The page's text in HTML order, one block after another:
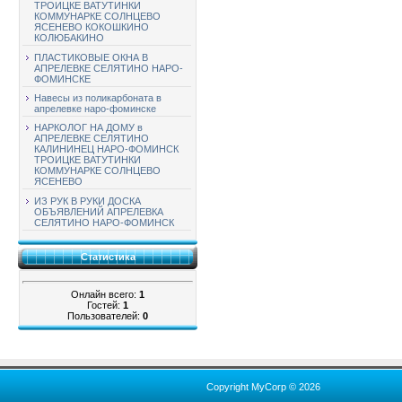
ТРОИЦКЕ ВАТУТИНКИ
КОММУНАРКЕ СОЛНЦЕВО
ЯСЕНЕВО КОКОШКИНО
КОЛЮБАКИНО
ПЛАСТИКОВЫЕ ОКНА В
АПРЕЛЕВКЕ СЕЛЯТИНО НАРО-
ФОМИНСКЕ
Навесы из поликарбоната в
апрелевке наро-фоминске
НАРКОЛОГ НА ДОМУ в
АПРЕЛЕВКЕ СЕЛЯТИНО
КАЛИНИНЕЦ НАРО-ФОМИНСК
ТРОИЦКЕ ВАТУТИНКИ
КОММУНАРКЕ СОЛНЦЕВО
ЯСЕНЕВО
ИЗ РУК В РУКИ ДОСКА
ОБЪЯВЛЕНИЙ АПРЕЛЕВКА
СЕЛЯТИНО НАРО-ФОМИНСК
Статистика
Онлайн всего: 1
Гостей: 1
Пользователей: 0
Copyright MyCorp © 2026